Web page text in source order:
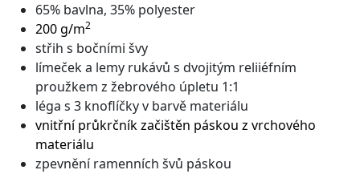
65% bavlna, 35% polyester
200 g/m2
střih s bočními švy
límeček a lemy rukávů s dvojitým reliiéfním
proužkem z žebrového úpletu 1:1
léga s 3 knoflíčky v barvě materiálu
vnitřní průkrčník začištěn páskou z vrchového
materiálu
zpevnění ramenních švů páskou